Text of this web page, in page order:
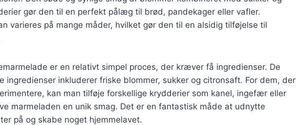
gør den til en perfekt pålæg til brød, pandekager eller vafler.
varieres på mange måder, hvilket gør den til en alsidig tilføjelse til
er en relativt simpel proces, der kræver få ingredienser. De
ingredienser inkluderer friske blommer, sukker og citronsaft. For dem, der
kan man tilføje forskellige krydderier som kanel, ingefær eller
marmeladen en unik smag. Det er en fantastisk måde at udnytte
på og skabe noget hjemmelavet.